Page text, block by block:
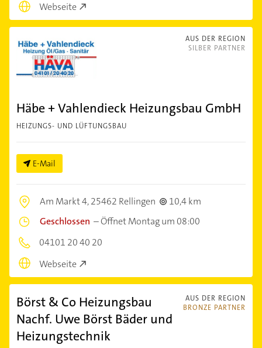
Webseite
AUS DER REGION
SILBER PARTNER
Häbe + Vahlendieck Heizungsbau GmbH
HEIZUNGS- UND LÜFTUNGSBAU
E-Mail
Am Markt 4,25462 Rellingen
10,4 km
Geschlossen –Öffnet Montag um 08:00
04101 20 40 20
Webseite
AUS DER REGION
BRONZE PARTNER
Börst & Co Heizungsbau
Nachf. Uwe Börst Bäder und
Heizungstechnik